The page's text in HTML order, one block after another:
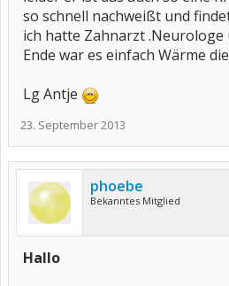
so schnell nachweißt und
ich hatte Zahnarzt .Neurologe
Ende war es einfach Wärme
Lg Antje
23. September 2013
phoebe
Bekanntes Mitglied
Hallo